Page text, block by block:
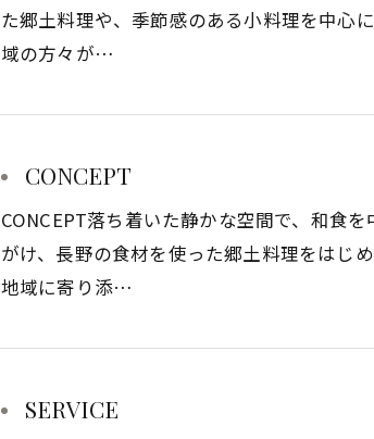
た郷土料理や、季節感のある小料理を中心
域の方々が…
CONCEPT
CONCEPT落ち着いた静かな空間で、和食
がけ、長野の食材を使った郷土料理をはじ
地域に寄り添…
SERVICE